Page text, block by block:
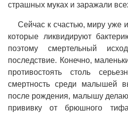
страшных муках и заражали
Сейчас к счастью, миру уже
которые ликвидируют
поэтому смертельный
последствие. Конечно,
противостоять столь
смертность среди малышей
после рождения, малышу
прививку от брюшного